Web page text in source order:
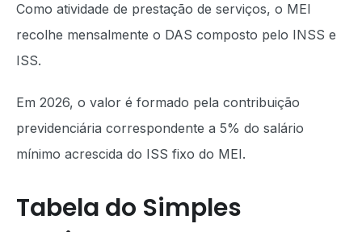
Como atividade de prestação de serviços, o MEI
recolhe mensalmente o DAS composto pelo INSS e
ISS.
Em 2026, o valor é formado pela contribuição
previdenciária correspondente a 5% do salário
mínimo acrescida do ISS fixo do MEI.
Tabela do Simples